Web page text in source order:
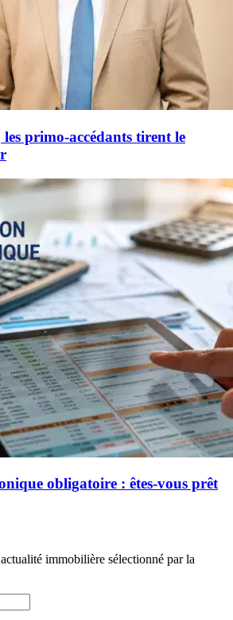
primo-accédants tirent le
obligatoire : êtes-vous prêt
immobilière sélectionné par la